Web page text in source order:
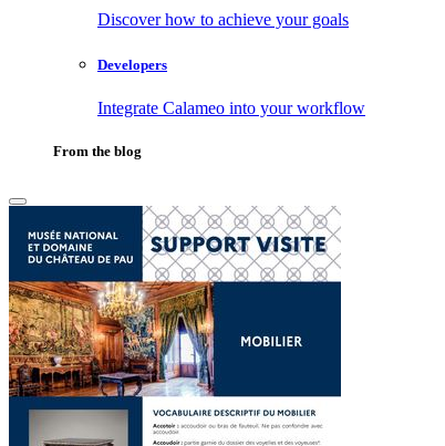
Discover how to achieve your goals
Developers
Integrate Calameo into your workflow
From the blog